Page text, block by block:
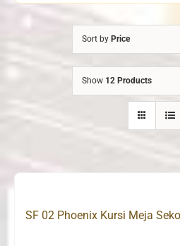
Sort by Price
Show 12 Products
SF 02 Phoenix Kursi Meja